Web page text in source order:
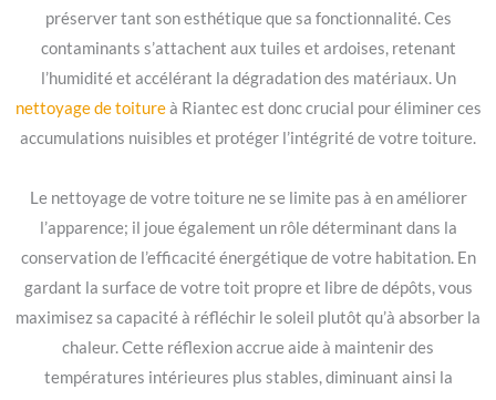
préserver tant son esthétique que sa fonctionnalité. Ces
contaminants s’attachent aux tuiles et ardoises, retenant
l’humidité et accélérant la dégradation des matériaux. Un
nettoyage de toitureà Riantec est donc crucial pour éliminer ces
accumulations nuisibles et protéger l’intégrité de votre toiture.
Le nettoyage de votre toiture ne se limite pas à en améliorer
l’apparence; il joue également un rôle déterminant dans la
conservation de l’efficacité énergétique de votre habitation. En
gardant la surface de votre toit propre et libre de dépôts, vous
maximisez sa capacité à réfléchir le soleil plutôt qu’à absorber la
chaleur. Cette réflexion accrue aide à maintenir des
températures intérieures plus stables, diminuant ainsi la